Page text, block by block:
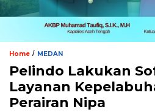
Home / MEDAN
Pelindo Lakukan
Layanan
Perairan Nipa